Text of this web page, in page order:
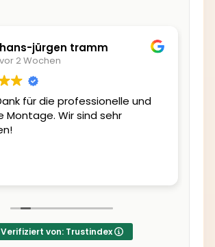
hans-jürgen tramm
vor 2 Wochen
für die professionelle und
Montage. Wir sind sehr
Verifiziert von: Trustindex